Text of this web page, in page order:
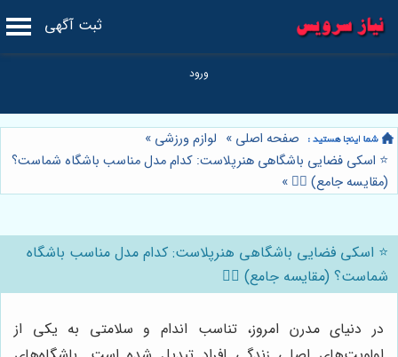
ثبت آگهی
صفحه اصلی » لوازم ورزشی »
⭐️ اسکی فضایی باشگاهی هنرپلاست: کدام مدل مناسب باشگاه شماست؟
(مقایسه جامع) 🏋️‍♂️ »
⭐️ اسکی فضایی باشگاهی هنرپلاست: کدام مدل مناسب باشگاه
شماست؟ (مقایسه جامع) 🏋️‍♂️
در دنیای مدرن امروز، تناسب اندام و سلامتی به یکی از